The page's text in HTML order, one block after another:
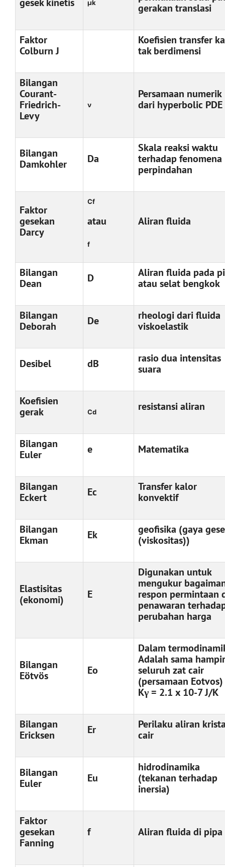
μk
gerakan translasi
Faktor
Colburn J
Koefisien transfer
tak berdimensi
Bilangan
Courant-
Friedrich-
Levy
ν
Persamaan numerik
dari hyperbolic PDE
Bilangan
Damkohler
Da
Skala reaksi waktu
terhadap fenomena
perpindahan
Faktor
gesekan
Darcy
Cf
atau
f
Aliran fluida
Bilangan
Dean
D
Aliran fluida pada
atau selat bengkok
Bilangan
Deborah
De
rheologi dari fluida
viskoelastik
Desibel dB
rasio dua intensitas
suara
Koefisien
gerak
Cd resistansi aliran
Bilangan
Euler
e Matematika
Bilangan
Eckert
Ec
Transfer kalor
konvektif
Bilangan
Ekman
Ek
geofisika (gaya
(viskositas))
Elastisitas
(ekonomi)
E
Digunakan untuk
mengukur
respon permintaan
penawaran
perubahan harga
Bilangan
Eötvös
Eo
Dalam
Adalah sama
seluruh zat cair
(persamaan
Kγ = 2.1 x 10-7 J/K
Bilangan
Ericksen
Er
Perilaku aliran
cair
Bilangan
Euler
Eu
hidrodinamika
(tekanan terhadap
inersia)
Faktor
gesekan
Fanning
f Aliran fluida di pipa